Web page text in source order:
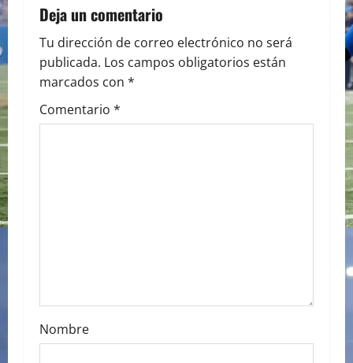
a
v
i
g
Deja un comentario
Tu dirección de correo electrónico no será
publicada. Los campos obligatorios están
marcados con *
Comentario *
Nombre